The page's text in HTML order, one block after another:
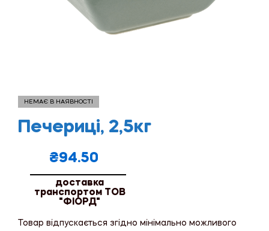
НЕМАЄ В НАЯВНОСТІ
Печериці, 2,5кг
₴94.50
доставка
транспортом ТОВ
"ФІОРД"
Товар відпускається згідно мінімально можливого